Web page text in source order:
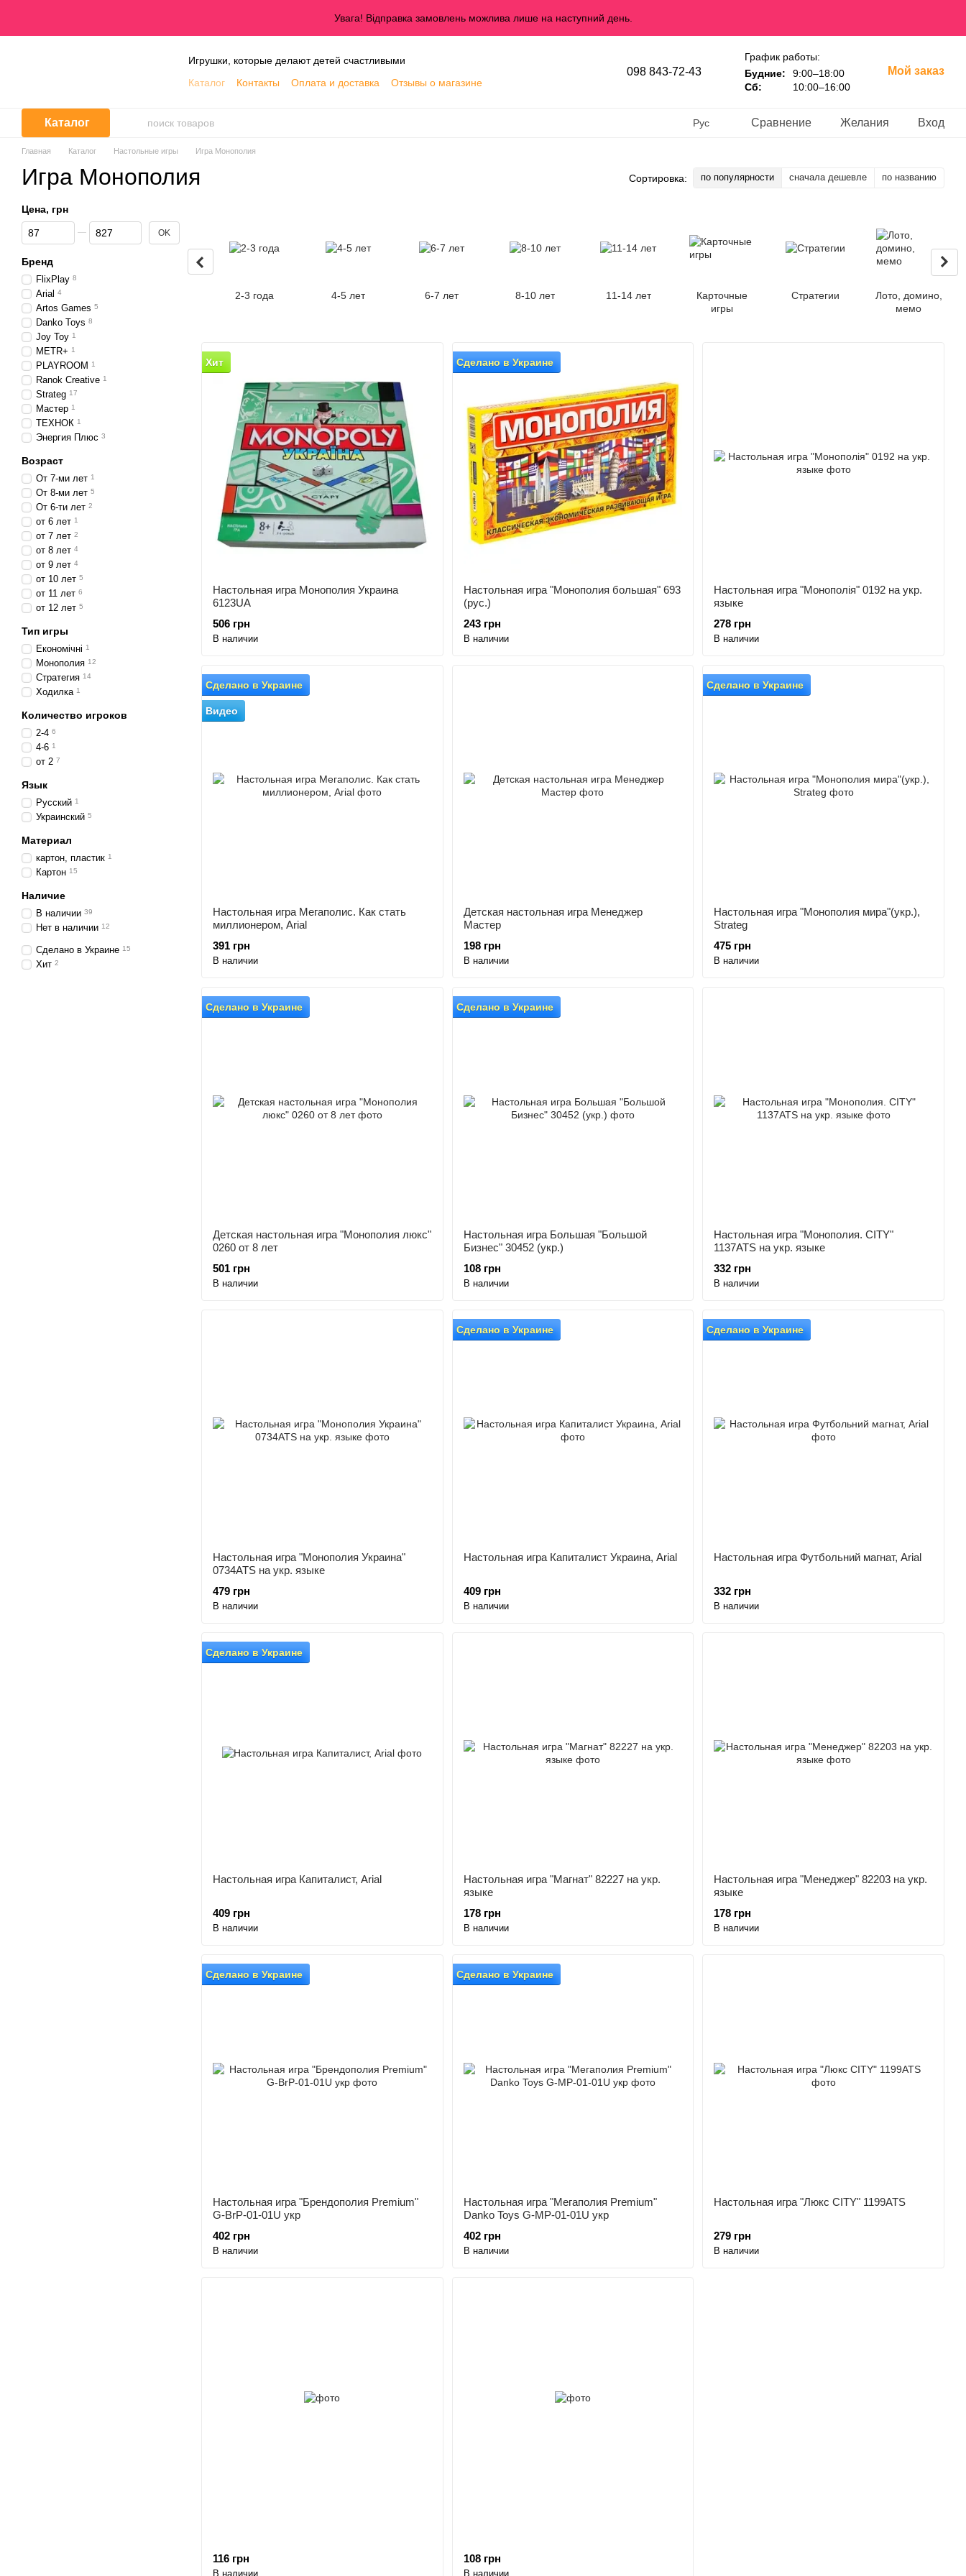
Увага! Відправка замовлень можлива лише на наступний день.
Игрушки, которые делают детей счастливыми
Каталог
Контакты Оплата и доставка
Отзывы о магазине
098 843-72-43
График работы:
Будние:
9:00–18:00
Сб:
10:00–16:00
Мой заказ
Каталог Рус Сравнение Желания Вход
Главная Каталог Настольные игры Игра Монополия
Игра Монополия Сортировка: по популярности сначала дешевле по названию
2-3 года 4-5 лет 6-7 лет 8-10 лет 11-14 лет
Карточные
игры
Стратегии
Лото, домино,
мемо
Хит
Настольная игра Монополия Украина
6123UA
506 грн
В наличии
Сделано в Украине
Настольная игра "Монополия большая" 693
(рус.)
243 грн
В наличии
Настольная игра "Монополія" 0192 на укр.
языке
278 грн
В наличии
Сделано в Украине
Видео
Настольная игра Мегаполис. Как стать
миллионером, Arial
391 грн
В наличии
Детская настольная игра Менеджер
Мастер
198 грн
В наличии
Сделано в Украине
Настольная игра "Монополия мира"(укр.),
Strateg
475 грн
В наличии
Сделано в Украине
Детская настольная игра "Монополия люкс"
0260 от 8 лет
501 грн
В наличии
Сделано в Украине
Настольная игра Большая "Большой
Бизнес" 30452 (укр.)
108 грн
В наличии
Настольная игра "Монополия. CITY"
1137ATS на укр. языке
332 грн
В наличии
Настольная игра "Монополия Украина"
0734ATS на укр. языке
479 грн
В наличии
Сделано в Украине
Настольная игра Капиталист Украина, Arial
409 грн
В наличии
Сделано в Украине
Настольная игра Футбольний магнат, Arial
332 грн
В наличии
Сделано в Украине
Настольная игра Капиталист, Arial
409 грн
В наличии
Настольная игра "Магнат" 82227 на укр.
языке
178 грн
В наличии
Настольная игра "Менеджер" 82203 на укр.
языке
178 грн
В наличии
Сделано в Украине
Настольная игра "Брендополия Premium"
G-BrP-01-01U укр
402 грн
В наличии
Сделано в Украине
Настольная игра "Мегаполия Premium"
Danko Toys G-MP-01-01U укр
402 грн
В наличии
Настольная игра "Люкс CITY" 1199ATS
279 грн
В наличии
116 грн
В наличии
108 грн
В наличии
Цена, грн
От Цена, грн
До Цена, грн OK
Бренд
FlixPlay 8
Arial 4
Artos Games 5
Danko Toys 8
Joy Toy 1
METR+ 1
PLAYROOM 1
Ranok Creative 1
Strateg 17
Мастер 1
ТЕХНОК 1
Энергия Плюс 3
Возраст
От 7-ми лет 1
От 8-ми лет 5
От 6-ти лет 2
от 6 лет 1
от 7 лет 2
от 8 лет 4
от 9 лет 4
от 10 лет 5
от 11 лет 6
от 12 лет 5
Тип игры
Економічні 1
Монополия 12
Стратегия 14
Ходилка 1
Количество игроков
2-4 6
4-6 1
от 2 7
Язык
Русский 1
Украинский 5
Материал
картон, пластик 1
Картон 15
Наличие
В наличии 39
Нет в наличии 12
Сделано в Украине 15
Хит 2